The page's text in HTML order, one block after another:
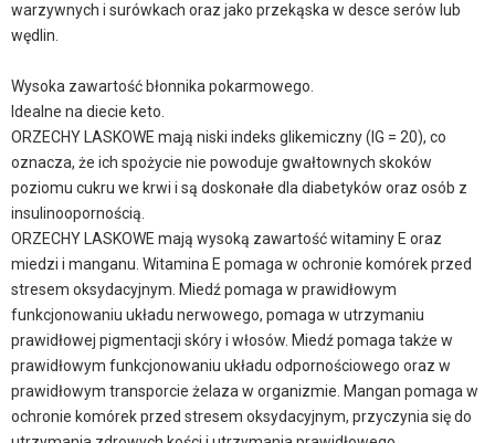
warzywnych i surówkach oraz jako przekąska w desce serów lub
wędlin.
Wysoka zawartość błonnika pokarmowego.
Idealne na diecie keto.
ORZECHY LASKOWE mają niski indeks glikemiczny (IG = 20), co
oznacza, że ich spożycie nie powoduje gwałtownych skoków
poziomu cukru we krwi i są doskonałe dla diabetyków oraz osób z
insulinoopornością.
ORZECHY LASKOWE mają wysoką zawartość witaminy E oraz
miedzi i manganu. Witamina E pomaga w ochronie komórek przed
stresem oksydacyjnym. Miedź pomaga w prawidłowym
funkcjonowaniu układu nerwowego, pomaga w utrzymaniu
prawidłowej pigmentacji skóry i włosów. Miedź pomaga także w
prawidłowym funkcjonowaniu układu odpornościowego oraz w
prawidłowym transporcie żelaza w organizmie. Mangan pomaga w
ochronie komórek przed stresem oksydacyjnym, przyczynia się do